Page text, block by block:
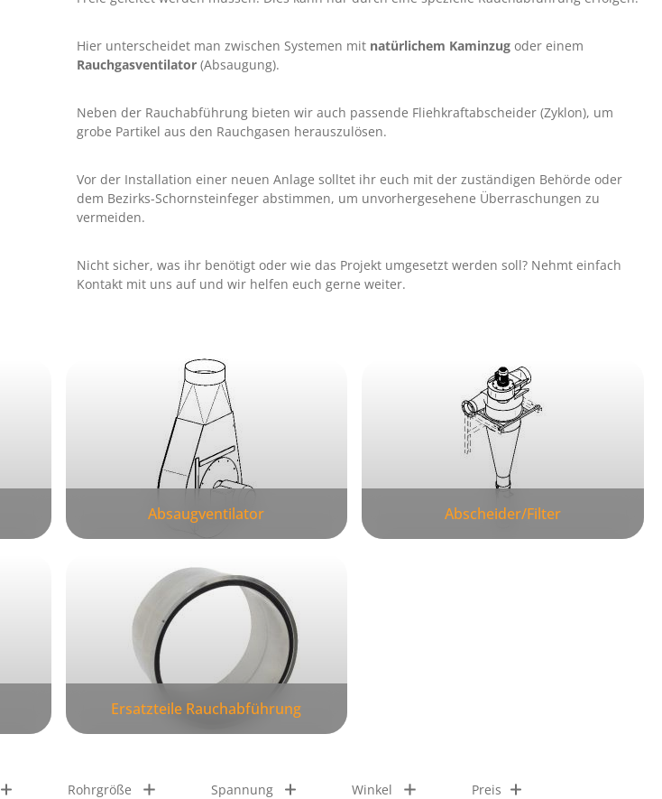
Hier unterscheidet man zwischen Systemen mit natürlichem Kaminzug oder einem
Rauchgasventilator(Absaugung).
Neben der Rauchabführung bieten wir auch passende Fliehkraftabscheider (Zyklon), um
grobe Partikel aus den Rauchgasen herauszulösen.
Vor der Installation einer neuen Anlage solltet ihr euch mit der zuständigen Behörde oder
dem Bezirks-Schornsteinfeger abstimmen, um unvorhergesehene Überraschungen zu
vermeiden.
Nicht sicher, was ihr benötigt oder wie das Projekt umgesetzt werden soll? Nehmt einfach
Kontakt mit uns auf und wir helfen euch gerne weiter.
Absaugventilator Abscheider/Filter
Ersatzteile Rauchabführung
Rohrgröße Spannung Winkel Preis